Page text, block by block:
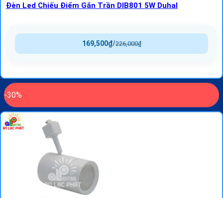
Đèn Led Chiếu Điểm Gắn Trần DIB801 5W Duhal
226,000₫
/
169,500₫
-30%